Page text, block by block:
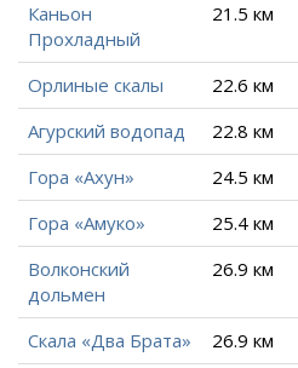
Каньон
Прохладный
21.5 км
Орлиные скалы 22.6 км
Агурский водопад
22.8 км
Гора «Ахун»
24.5 км
Гора «Амуко»
25.4 км
Волконский
дольмен
26.9 км
Скала «Два Брата» 26.9 км